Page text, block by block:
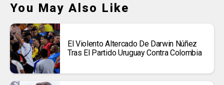
You May Also Like
El Violento Altercado De Darwin Núñez
Tras El Partido Uruguay Contra Colombia